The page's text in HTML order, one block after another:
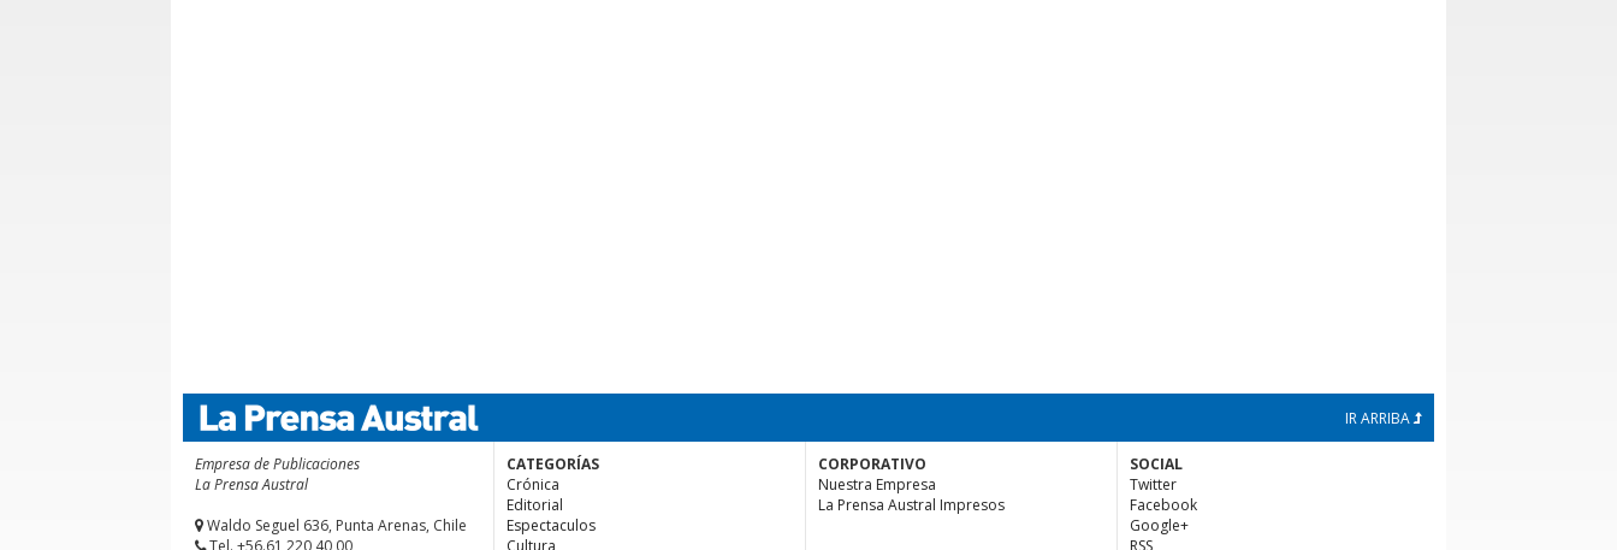
IR ARRIBA
Empresa de Publicaciones
La Prensa Austral
Waldo Seguel 636, Punta Arenas, Chile
Tel. +56.61 220 40 00
CATEGORÍAS
Crónica
Editorial
Espectaculos
Cultura
CORPORATIVO
Nuestra Empresa
La Prensa Austral Impresos
SOCIAL
Twitter
Facebook
Google+
RSS